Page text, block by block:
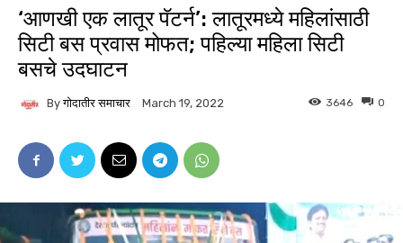
‘आणखी एक लातूर पॅटर्न’: लातूरमध्ये महिलांसाठी
सिटी बस प्रवास मोफत; पहिल्या महिला सिटी
बसचे उदघाटन
By गोदातीर समाचार March 19, 2022 0
3646